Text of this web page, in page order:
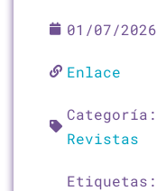
01/07/2026
Enlace
Categoría:
Revistas
Etiquetas: